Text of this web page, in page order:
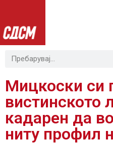
Мицкоски си
вистинското
кадарен да
ниту профил